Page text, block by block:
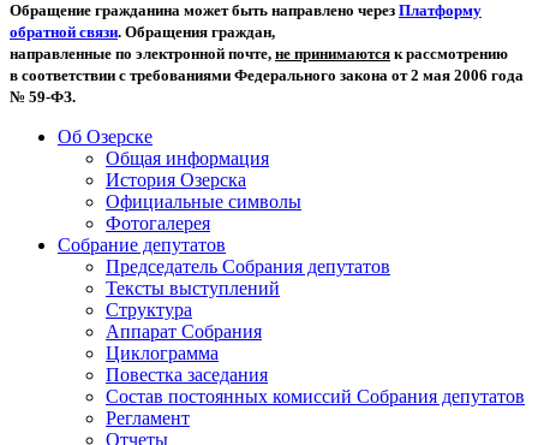
Обращение гражданина может быть направлено через Платформу
обратной связи. Обращения граждан,
направленные по электронной почте, не принимаются к рассмотрению
в соответствии с требованиями Федерального закона от 2 мая 2006 года
№ 59-ФЗ.
Об Озерске
Общая информация
История Озерска
Официальные символы
Фотогалерея
Собрание депутатов
Председатель Собрания депутатов
Тексты выступлений
Структура
Аппарат Собрания
Циклограмма
Повестка заседания
Состав постоянных комиссий Собрания депутатов
Регламент
Отчеты